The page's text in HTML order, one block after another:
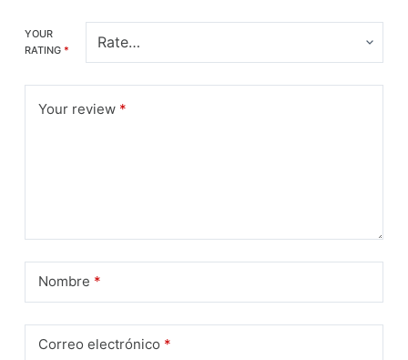
YOUR
RATING *
Your review *
Nombre *
Correo electrónico *